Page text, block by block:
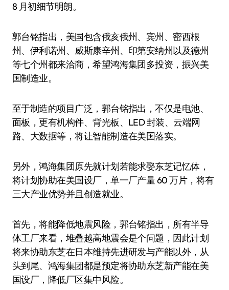
8 月初细节明朗。
郭台铭指出，美国包含俄亥俄州、宾州、密西根
州、伊利诺州、威斯康辛州、印第安纳州以及德州
等七个州都来洽商，希望鸿海集团多投资，振兴美
国制造业。
至于制造的项目广泛，郭台铭指出，不仅是电池、
面板，更有机构件、背光板、LED 封装、云端网
路、大数据等，将让智能制造在美国落实。
另外，鸿海集团原先就计划若能求娶东芝记忆体，
将计划协助在美国设厂，单一厂产量 60 万片，将有
三大产业优势并且创造就业。
首先，将能降低地震风险，郭台铭指出，所有半导
体工厂来看，堆叠越高地震会是个问题，因此计划
将来协助东芝在日本维持先进研发与产能以外，从
头到尾、鸿海集团都是预定将协助东芝新产能在美
国设厂，降低厂区集中风险。